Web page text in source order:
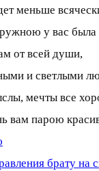
меньше
у вас была
от всей души,
и светлыми
мечты все
вам парою
брату на